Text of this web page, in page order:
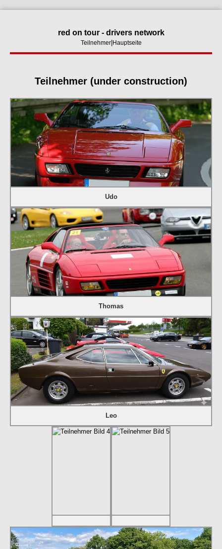
red on tour - drivers network
Teilnehmer| Hauptseite
Teilnehmer (under construction)
Udo
Thomas
Leo